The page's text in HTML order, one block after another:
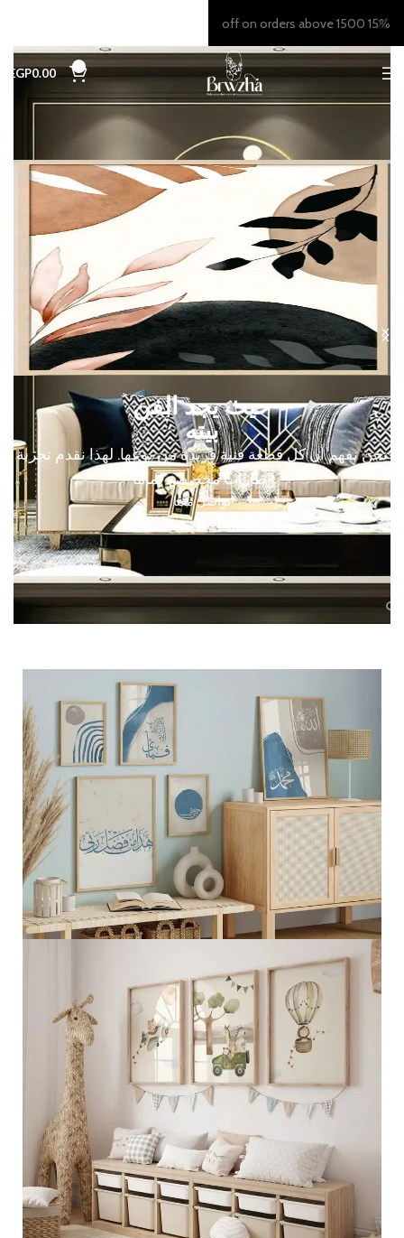
EGP0.00
حيث يجد الفن
بيته
نحن نفهم أن كل قطعة فنية فريدة من نوعها. لهذا نقدم تجربة
إطارات مخصصة تمامًا
تواصل معنا
الجمال الطبيعي الإسلامي
عرض المزيد
15% off on orders above 1500